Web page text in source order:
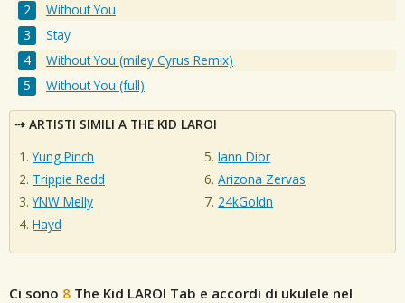
Without You
Stay
Without You (miley Cyrus Remix)
Without You (full)
ARTISTI SIMILI A THE KID LAROI
Yung Pinch
Trippie Redd
YNW Melly
Hayd
Iann Dior
Arizona Zervas
24kGoldn
Ci sono 8 The Kid LAROI Tab e accordi di ukulele nel